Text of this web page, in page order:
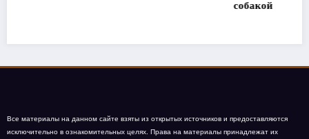
Все материалы на данном сайте взяты из открытых источников и предоставляются
исключительно в ознакомительных целях. Права на материалы принадлежат их